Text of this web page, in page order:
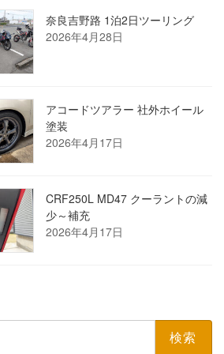
奈良吉野路 1泊2日ツーリング
2026年4月28日
アコードツアラー 社外ホイール
塗装
2026年4月17日
CRF250L MD47 クーラントの減
少～補充
2026年4月17日